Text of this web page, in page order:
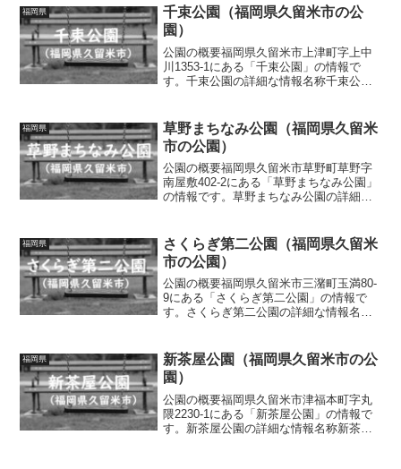
遊具滑り台、ブランコ、砂場、ベンチト
イレの有無な...
福岡県
千束公園（福岡県久留米市の公
園）
公園の概要福岡県久留米市上津町字上中
川1353-1にある「千束公園」の情報で
す。千束公園の詳細な情報名称千束公園
遊具滑り台、雲梯、ベンチ、水道トイレ
の有無あり車椅子...
福岡県
草野まちなみ公園（福岡県久留米
市の公園）
公園の概要福岡県久留米市草野町草野字
南屋敷402-2にある「草野まちなみ公園」
の情報です。草野まちなみ公園の詳細な
報なし種別街区公園施設・遊具ベンチト
イレの有無な...
福岡県
さくらぎ第二公園（福岡県久留米
市の公園）
公園の概要福岡県久留米市三潴町玉満80-
9にある「さくらぎ第二公園」の情報で
す。さくらぎ第二公園の詳細な情報名称
園施設・遊具スプリング遊具、ベンチト
イレの有無なし車...
福岡県
新茶屋公園（福岡県久留米市の公
園）
公園の概要福岡県久留米市津福本町字丸
隈2230-1にある「新茶屋公園」の情報で
す。新茶屋公園の詳細な情報名称新茶屋